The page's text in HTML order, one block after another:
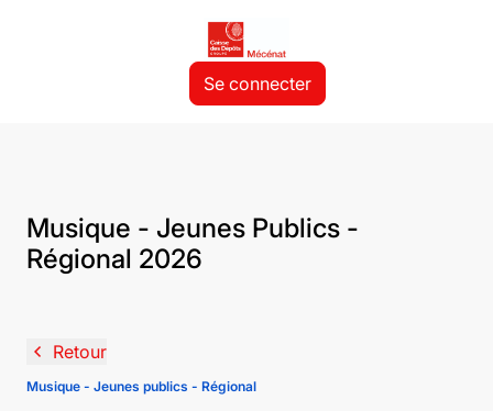
Se connecter
Musique - Jeunes Publics -
Régional 2026
navigate_before Retour
Musique - Jeunes publics - Régional